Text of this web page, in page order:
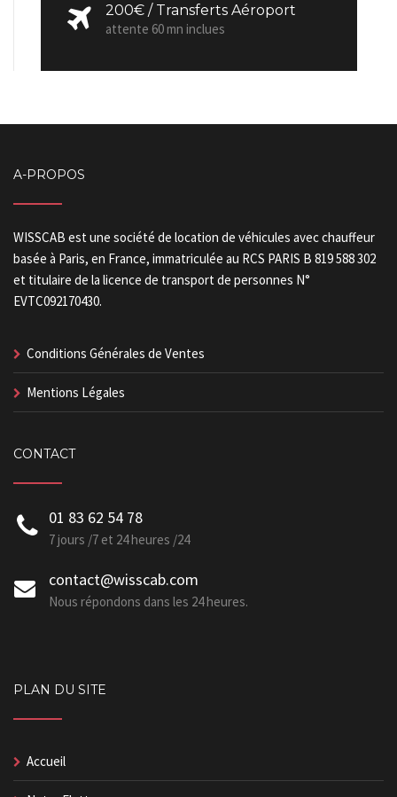
200€ / Transferts Aéroport
attente 60 mn inclues
A-PROPOS
WISSCAB est une société de location de véhicules avec chauffeur
basée à Paris, en France, immatriculée au RCS PARIS B 819 588 302
et titulaire de la licence de transport de personnes N°
EVTC092170430.
Conditions Générales de Ventes
Mentions Légales
CONTACT
01 83 62 54 78
7 jours /7 et 24 heures /24
contact@wisscab.com
Nous répondons dans les 24 heures.
PLAN DU SITE
Accueil